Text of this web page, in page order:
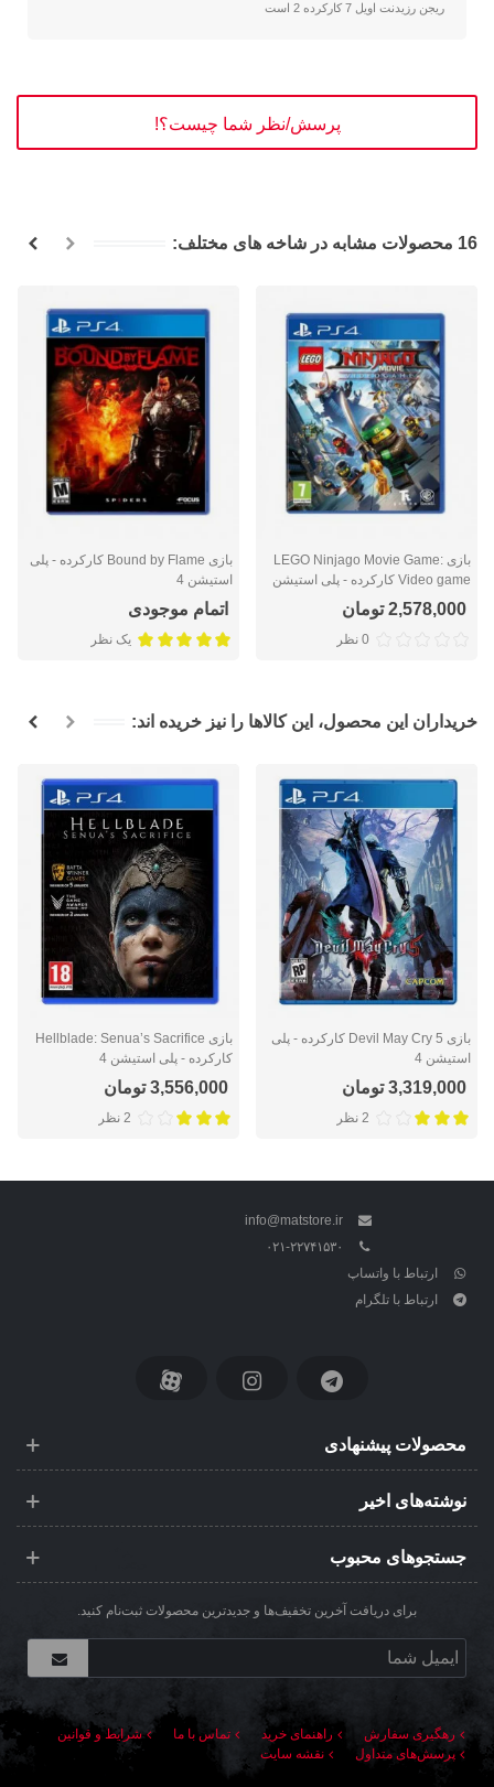
ریجن رزیدنت اویل 7 کارکرده 2 است
پرسش/نظر شما چیست؟!
16 محصولات مشابه در شاخه های مختلف:
بازی LEGO Ninjago Movie Game:
Video game کارکرده - پلی استیشن
4
2,578,000 تومان
0 نظر
بازی Bound by Flame کارکرده - پلی
استیشن 4
اتمام موجودی
یک نظر
خریداران این محصول، این کالاها را نیز خریده اند:
بازی Devil May Cry 5 کارکرده - پلی
استیشن 4
3,319,000 تومان
2 نظر
بازی Hellblade: Senua’s Sacrifice
کارکرده - پلی استیشن 4
3,556,000 تومان
2 نظر
info@matstore.ir
۰۲۱-۲۲۷۴۱۵۳۰
ارتباط با واتساپ
ارتباط با تلگرام
محصولات پیشنهادی
نوشته‌های اخیر
جستجوهای محبوب
برای دریافت آخرین تخفیف‌ها و جدیدترین محصولات ثبت‌نام کنید.
رهگیری سفارش راهنمای خرید تماس با ما
شرایط و قوانین
پرسش‌های متداول
نقشه سایت